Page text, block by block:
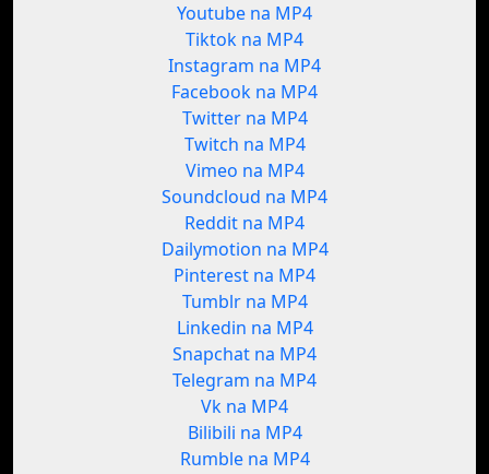
Youtube na MP4
Tiktok na MP4
Instagram na MP4
Facebook na MP4
Twitter na MP4
Twitch na MP4
Vimeo na MP4
Soundcloud na MP4
Reddit na MP4
Dailymotion na MP4
Pinterest na MP4
Tumblr na MP4
Linkedin na MP4
Snapchat na MP4
Telegram na MP4
Vk na MP4
Bilibili na MP4
Rumble na MP4